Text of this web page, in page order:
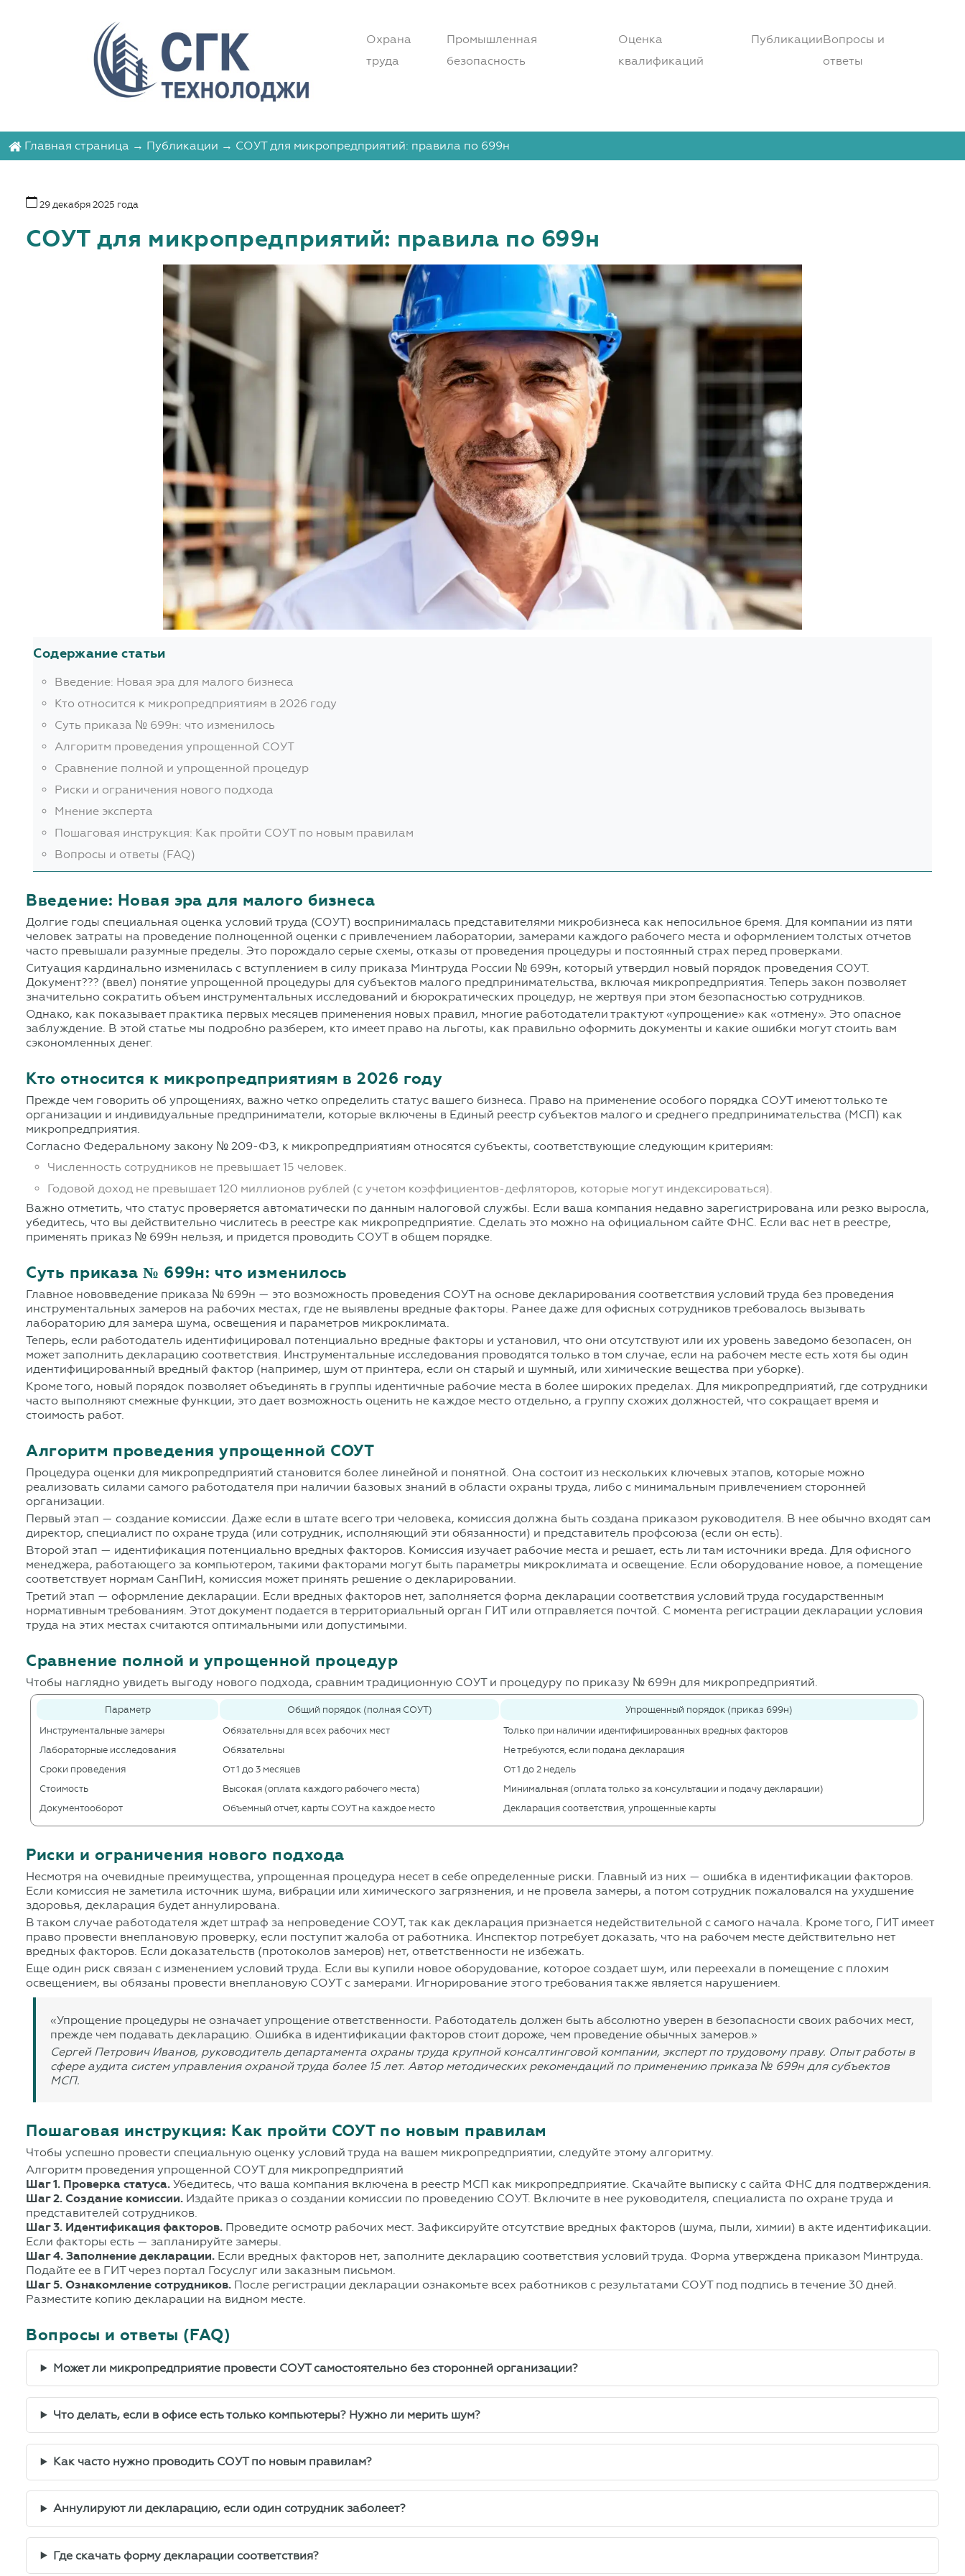
Охрана
труда
Промышленная
безопасность
Оценка
квалификаций
ПубликацииВопросы и
ответы
Главная страница → Публикации → СОУТ для микропредприятий: правила по 699н
29 декабря 2025 года
СОУТ для микропредприятий: правила по 699н
Содержание статьи
Введение: Новая эра для малого бизнеса
Кто относится к микропредприятиям в 2026 году
Суть приказа № 699н: что изменилось
Алгоритм проведения упрощенной СОУТ
Сравнение полной и упрощенной процедур
Риски и ограничения нового подхода
Мнение эксперта
Пошаговая инструкция: Как пройти СОУТ по новым правилам
Вопросы и ответы (FAQ)
Введение: Новая эра для малого бизнеса
Долгие годы специальная оценка условий труда (СОУТ) воспринималась представителями микробизнеса как непосильное бремя. Для компании из пяти
человек затраты на проведение полноценной оценки с привлечением лаборатории, замерами каждого рабочего места и оформлением толстых отчетов
часто превышали разумные пределы. Это порождало серые схемы, отказы от проведения процедуры и постоянный страх перед проверками.
Ситуация кардинально изменилась с вступлением в силу приказа Минтруда России № 699н, который утвердил новый порядок проведения СОУТ.
Документ??? (ввел) понятие упрощенной процедуры для субъектов малого предпринимательства, включая микропредприятия. Теперь закон позволяет
значительно сократить объем инструментальных исследований и бюрократических процедур, не жертвуя при этом безопасностью сотрудников.
Однако, как показывает практика первых месяцев применения новых правил, многие работодатели трактуют «упрощение» как «отмену». Это опасное
заблуждение. В этой статье мы подробно разберем, кто имеет право на льготы, как правильно оформить документы и какие ошибки могут стоить вам
сэкономленных денег.
Кто относится к микропредприятиям в 2026 году
Прежде чем говорить об упрощениях, важно четко определить статус вашего бизнеса. Право на применение особого порядка СОУТ имеют только те
организации и индивидуальные предприниматели, которые включены в Единый реестр субъектов малого и среднего предпринимательства (МСП) как
микропредприятия.
Согласно Федеральному закону № 209-ФЗ, к микропредприятиям относятся субъекты, соответствующие следующим критериям:
Численность сотрудников не превышает 15 человек.
Годовой доход не превышает 120 миллионов рублей (с учетом коэффициентов-дефляторов, которые могут индексироваться).
Важно отметить, что статус проверяется автоматически по данным налоговой службы. Если ваша компания недавно зарегистрирована или резко выросла,
убедитесь, что вы действительно числитесь в реестре как микропредприятие. Сделать это можно на официальном сайте ФНС. Если вас нет в реестре,
применять приказ № 699н нельзя, и придется проводить СОУТ в общем порядке.
Суть приказа № 699н: что изменилось
Главное нововведение приказа № 699н — это возможность проведения СОУТ на основе декларирования соответствия условий труда без проведения
инструментальных замеров на рабочих местах, где не выявлены вредные факторы. Ранее даже для офисных сотрудников требовалось вызывать
лабораторию для замера шума, освещения и параметров микроклимата.
Теперь, если работодатель идентифицировал потенциально вредные факторы и установил, что они отсутствуют или их уровень заведомо безопасен, он
может заполнить декларацию соответствия. Инструментальные исследования проводятся только в том случае, если на рабочем месте есть хотя бы один
идентифицированный вредный фактор (например, шум от принтера, если он старый и шумный, или химические вещества при уборке).
Кроме того, новый порядок позволяет объединять в группы идентичные рабочие места в более широких пределах. Для микропредприятий, где сотрудники
часто выполняют смежные функции, это дает возможность оценить не каждое место отдельно, а группу схожих должностей, что сокращает время и
стоимость работ.
Алгоритм проведения упрощенной СОУТ
Процедура оценки для микропредприятий становится более линейной и понятной. Она состоит из нескольких ключевых этапов, которые можно
реализовать силами самого работодателя при наличии базовых знаний в области охраны труда, либо с минимальным привлечением сторонней
организации.
Первый этап — создание комиссии. Даже если в штате всего три человека, комиссия должна быть создана приказом руководителя. В нее обычно входят сам
директор, специалист по охране труда (или сотрудник, исполняющий эти обязанности) и представитель профсоюза (если он есть).
Второй этап — идентификация потенциально вредных факторов. Комиссия изучает рабочие места и решает, есть ли там источники вреда. Для офисного
менеджера, работающего за компьютером, такими факторами могут быть параметры микроклимата и освещение. Если оборудование новое, а помещение
соответствует нормам СанПиН, комиссия может принять решение о декларировании.
Третий этап — оформление декларации. Если вредных факторов нет, заполняется форма декларации соответствия условий труда государственным
нормативным требованиям. Этот документ подается в территориальный орган ГИТ или отправляется почтой. С момента регистрации декларации условия
труда на этих местах считаются оптимальными или допустимыми.
Сравнение полной и упрощенной процедур
Чтобы наглядно увидеть выгоду нового подхода, сравним традиционную СОУТ и процедуру по приказу № 699н для микропредприятий.
Параметр Общий порядок (полная СОУТ)
Упрощенный порядок (приказ 699н)
Инструментальные замеры
Обязательны для всех рабочих мест
Только при наличии идентифицированных вредных факторов
Лабораторные исследования
Обязательны
Не требуются, если подана декларация
Сроки проведения
От 1 до 3 месяцев
От 1 до 2 недель
Стоимость
Высокая (оплата каждого рабочего места)
Минимальная (оплата только за консультации и подачу декларации)
Документооборот
Объемный отчет, карты СОУТ на каждое место Декларация соответствия, упрощенные карты
Риски и ограничения нового подхода
Несмотря на очевидные преимущества, упрощенная процедура несет в себе определенные риски. Главный из них — ошибка в идентификации факторов.
Если комиссия не заметила источник шума, вибрации или химического загрязнения, и не провела замеры, а потом сотрудник пожаловался на ухудшение
здоровья, декларация будет аннулирована.
В таком случае работодателя ждет штраф за непроведение СОУТ, так как декларация признается недействительной с самого начала. Кроме того, ГИТ имеет
право провести внеплановую проверку, если поступит жалоба от работника. Инспектор потребует доказать, что на рабочем месте действительно нет
вредных факторов. Если доказательств (протоколов замеров) нет, ответственности не избежать.
Еще один риск связан с изменением условий труда. Если вы купили новое оборудование, которое создает шум, или переехали в помещение с плохим
освещением, вы обязаны провести внеплановую СОУТ с замерами. Игнорирование этого требования также является нарушением.
«Упрощение процедуры не означает упрощение ответственности. Работодатель должен быть абсолютно уверен в безопасности своих рабочих мест,
прежде чем подавать декларацию. Ошибка в идентификации факторов стоит дороже, чем проведение обычных замеров.»
Сергей Петрович Иванов, руководитель департамента охраны труда крупной консалтинговой компании, эксперт по трудовому праву. Опыт работы в
сфере аудита систем управления охраной труда более 15 лет. Автор методических рекомендаций по применению приказа № 699н для субъектов
МСП.
Пошаговая инструкция: Как пройти СОУТ по новым правилам
Чтобы успешно провести специальную оценку условий труда на вашем микропредприятии, следуйте этому алгоритму.
Алгоритм проведения упрощенной СОУТ для микропредприятий
Шаг 1. Проверка статуса. Убедитесь, что ваша компания включена в реестр МСП как микропредприятие. Скачайте выписку с сайта ФНС для подтверждения.
Шаг 2. Создание комиссии. Издайте приказ о создании комиссии по проведению СОУТ. Включите в нее руководителя, специалиста по охране труда и
представителей сотрудников.
Шаг 3. Идентификация факторов. Проведите осмотр рабочих мест. Зафиксируйте отсутствие вредных факторов (шума, пыли, химии) в акте идентификации.
Если факторы есть — запланируйте замеры.
Шаг 4. Заполнение декларации. Если вредных факторов нет, заполните декларацию соответствия условий труда. Форма утверждена приказом Минтруда.
Подайте ее в ГИТ через портал Госуслуг или заказным письмом.
Шаг 5. Ознакомление сотрудников. После регистрации декларации ознакомьте всех работников с результатами СОУТ под подпись в течение 30 дней.
Разместите копию декларации на видном месте.
Вопросы и ответы (FAQ)
Может ли микропредприятие провести СОУТ самостоятельно без сторонней организации?
Что делать, если в офисе есть только компьютеры? Нужно ли мерить шум?
Как часто нужно проводить СОУТ по новым правилам?
Аннулируют ли декларацию, если один сотрудник заболеет?
Где скачать форму декларации соответствия?